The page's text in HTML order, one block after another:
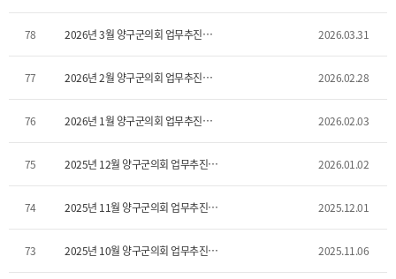
78
2026년 3월 양구군의회 업무추진비
2026.03.31
77
2026년 2월 양구군의회 업무추진비
2026.02.28
76
2026년 1월 양구군의회 업무추진비
2026.02.03
75
2025년 12월 양구군의회 업무추진비
2026.01.02
74
2025년 11월 양구군의회 업무추진비
2025.12.01
73
2025년 10월 양구군의회 업무추진비
2025.11.06